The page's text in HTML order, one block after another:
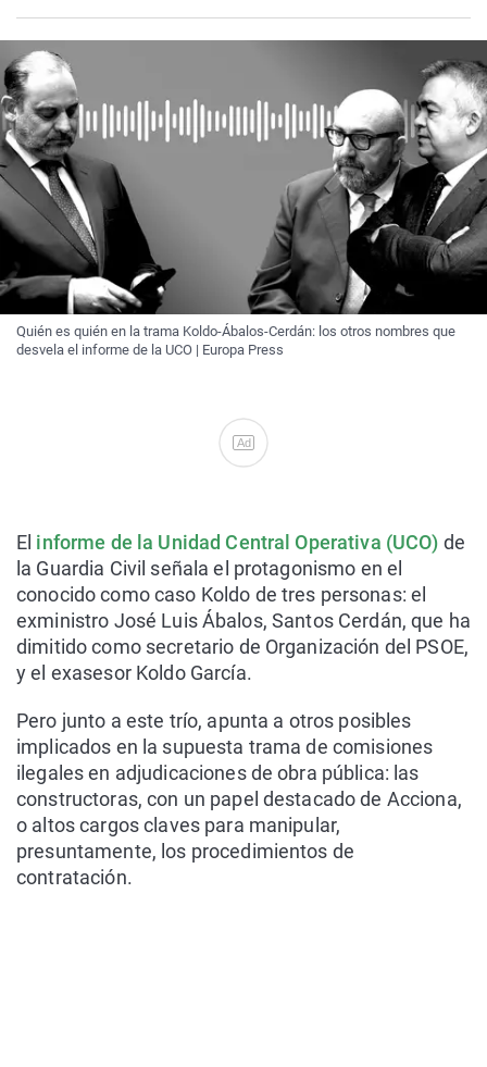
Quién es quién en la trama Koldo-Ábalos-Cerdán: los otros nombres que
desvela el informe de la UCO | Europa Press
Ad
El informe de la Unidad Central Operativa (UCO) de
la Guardia Civil señala el protagonismo en el
conocido como caso Koldo de tres personas: el
exministro José Luis Ábalos, Santos Cerdán, que ha
dimitido como secretario de Organización del PSOE,
y el exasesor Koldo García.
Pero junto a este trío, apunta a otros posibles
implicados en la supuesta trama de comisiones
ilegales en adjudicaciones de obra pública: las
constructoras, con un papel destacado de Acciona,
o altos cargos claves para manipular,
presuntamente, los procedimientos de
contratación.